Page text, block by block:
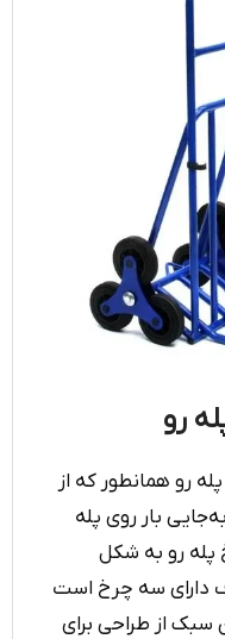
رو
رو همانطور که از
بار روی پله
رو به شکل
دارای سه چرخ است
سبک از طراحی برای